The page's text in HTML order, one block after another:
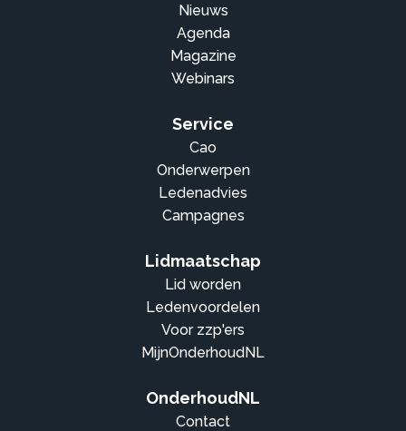
Nieuws
Agenda
Magazine
Webinars
Service
Cao
Onderwerpen
Ledenadvies
Campagnes
Lidmaatschap
Lid worden
Ledenvoordelen
Voor zzp'ers
MijnOnderhoudNL
OnderhoudNL
Contact